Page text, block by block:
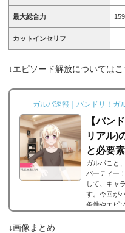
最大総合力
カットインセリフ
↓エピソード解放についてはこ
ガルパ速報｜バンドリ！ガ
【バン
リアル)
と必要
ガルパこと
パーティー
して、キャ
す。今回が
条件やエピ
↓画像まとめ